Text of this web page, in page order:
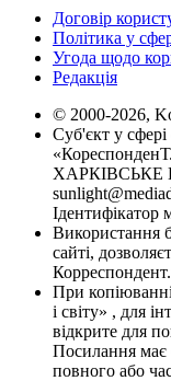
Договір
Політика у
Угода щодо
Редакція
© 2000-2026,
Суб'єкт у
ХАРКІВСЬКЕ
Ідентифікатор
Використання
сайті,
При
і світу» , для
відкрите для
Посилання має
повного або